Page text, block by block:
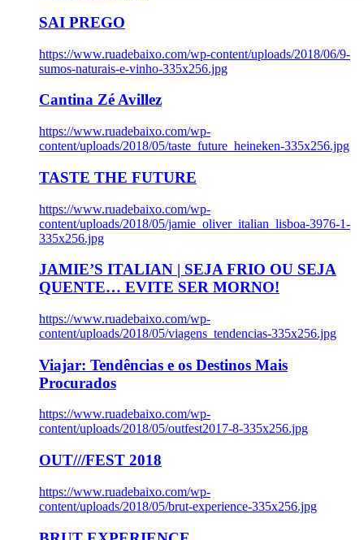
SAI PREGO
https://www.ruadebaixo.com/wp-content/uploads/2018/06/9-
sumos-naturais-e-vinho-335x256.jpg
Cantina Zé Avillez
https://www.ruadebaixo.com/wp-
content/uploads/2018/05/taste_future_heineken-335x256.jpg
TASTE THE FUTURE
https://www.ruadebaixo.com/wp-
content/uploads/2018/05/jamie_oliver_italian_lisboa-3976-1-
335x256.jpg
JAMIE’S ITALIAN | SEJA FRIO OU SEJA
QUENTE… EVITE SER MORNO!
https://www.ruadebaixo.com/wp-
content/uploads/2018/05/viagens_tendencias-335x256.jpg
Viajar: Tendências e os Destinos Mais
Procurados
https://www.ruadebaixo.com/wp-
content/uploads/2018/05/outfest2017-8-335x256.jpg
OUT///FEST 2018
https://www.ruadebaixo.com/wp-
content/uploads/2018/05/brut-experience-335x256.jpg